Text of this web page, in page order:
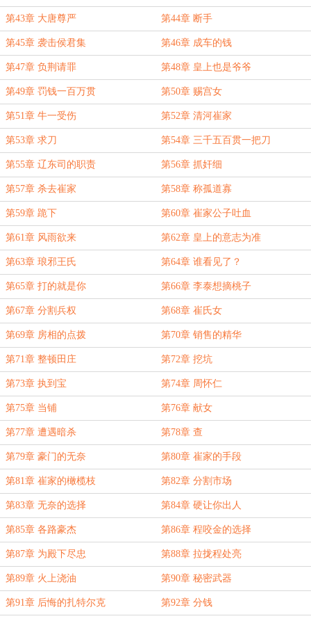
第43章 大唐尊严 第44章 断手
第45章 袭击侯君集 第46章 成车的钱
第47章 负荆请罪 第48章 皇上也是爷爷
第49章 罚钱一百万贯 第50章 赐宫女
第51章 牛一受伤 第52章 清河崔家
第53章 求刀 第54章 三千五百贯一把刀
第55章 辽东司的职责 第56章 抓奸细
第57章 杀去崔家 第58章 称孤道寡
第59章 跪下 第60章 崔家公子吐血
第61章 风雨欲来 第62章 皇上的意志为准
第63章 琅邪王氏 第64章 谁看见了？
第65章 打的就是你 第66章 李泰想摘桃子
第67章 分割兵权 第68章 崔氏女
第69章 房相的点拨 第70章 销售的精华
第71章 整顿田庄 第72章 挖坑
第73章 执到宝 第74章 周怀仁
第75章 当铺 第76章 献女
第77章 遭遇暗杀 第78章 查
第79章 豪门的无奈 第80章 崔家的手段
第81章 崔家的橄榄枝 第82章 分割市场
第83章 无奈的选择 第84章 硬让你出人
第85章 各路豪杰 第86章 程咬金的选择
第87章 为殿下尽忠 第88章 拉拢程处亮
第89章 火上浇油 第90章 秘密武器
第91章 后悔的扎特尔克 第92章 分钱